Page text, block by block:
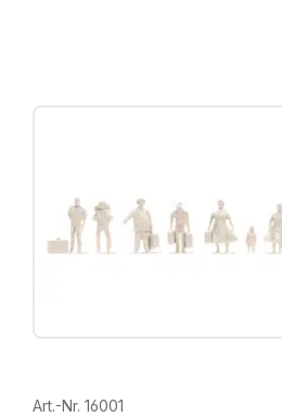
Art.-Nr. 16001